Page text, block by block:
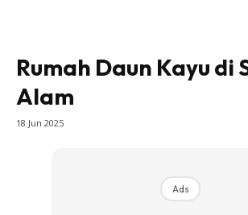
Ruang Tamu
Rumah Daun Kayu di
Alam
18 Jun 2025
Ads